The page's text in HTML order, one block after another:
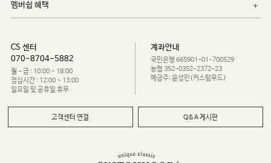
멤버쉽 혜택
CS 센터
070-8704-5882
월 - 금 : 10:00 ~ 18:00
점심시간 : 12:00 ~ 13:00
일요일 및 공휴일 휴무
계좌안내
국민은행 665901-01-700529
농협 352-0352-2372-23
예금주: 윤성민(커스텀무드)
고객센터 연결 Q&A 게시판